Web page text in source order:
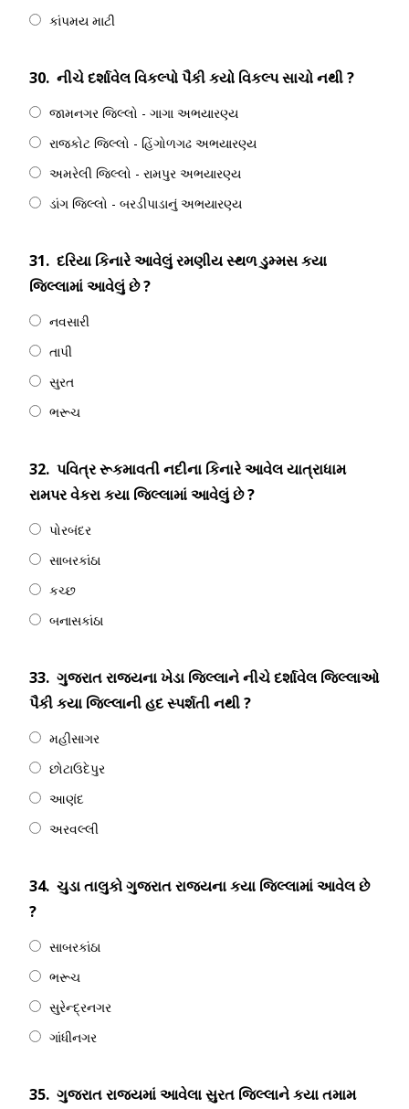
કાંપમય માટી
30. નીચે દર્શાવેલ વિકલ્પો પૈકી કયો વિકલ્પ સાચો નથી ?
જામનગર જિલ્લો - ગાગા અભયારણ્ય
રાજકોટ જિલ્લો - હિંગોળગઢ અભયારણ્ય
અમરેલી જિલ્લો - રામપુર અભયારણ્ય
ડાંગ જિલ્લો - બરડીપાડાનું અભયારણ્ય
31. દરિયા કિનારે આવેલું રમણીય સ્થળ ડુમ્મસ કયા
જિલ્લામાં આવેલું છે ?
નવસારી
તાપી
સુરત
ભરૂચ
32. પવિત્ર રૂકમાવતી નદીના કિનારે આવેલ યાત્રાધામ
રામપર વેકરા કયા જિલ્લામાં આવેલું છે ?
પોરબંદર
સાબરકાંઠા
કચ્છ
બનાસકાંઠા
33. ગુજરાત રાજ્યના ખેડા જિલ્લાને નીચે દર્શાવેલ જિલ્લાઓ
પૈકી કયા જિલ્લાની હદ સ્પર્શતી નથી ?
મહીસાગર
છોટાઉદેપુર
આણંદ
અરવલ્લી
34. ચુડા તાલુકો ગુજરાત રાજ્યના કયા જિલ્લામાં આવેલ છે
?
સાબરકાંઠા
ભરૂચ
સુરેન્દ્રનગર
ગાંધીનગર
35. ગુજરાત રાજ્યમાં આવેલા સુરત જિલ્લાને કયા તમામ